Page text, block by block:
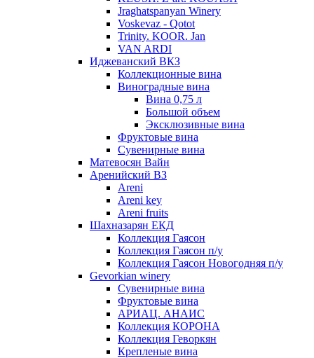
Jraghatspanyan Winery
Voskevaz - Qotot
Trinity. KOOR. Jan
VAN ARDI
Иджеванский ВКЗ
Коллекционные вина
Виноградные вина
Вина 0,75 л
Большой объем
Эксклюзивные вина
Фруктовые вина
Cувенирные вина
Матевосян Вайн
Аренийский ВЗ
Areni
Areni key
Areni fruits
Шахназарян ЕКД
Коллекция Гаясон
Коллекция Гаясон п/у
Коллекция Гаясон Новогодняя п/у
Gevorkian winery
Сувенирные вина
Фруктовые вина
АРИАЦ. АНАИС
Коллекция КОРОНА
Коллекция Геворкян
Крепленые вина